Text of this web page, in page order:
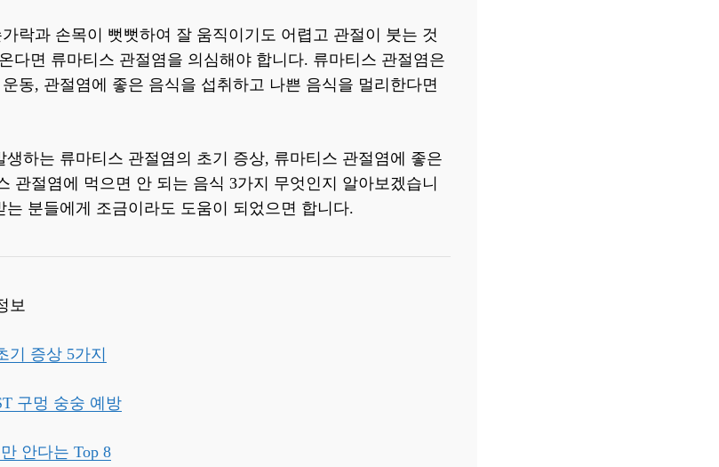
락과 손목이 뻣뻣하여 잘 움직이기도 어렵고 관절이 붓는 것
다면 류마티스 관절염을 의심해야 합니다. 류마티스 관절염은
동, 관절염에 좋은 음식을 섭취하고 나쁜 음식을 멀리한다면
하는 류마티스 관절염의 초기 증상, 류마티스 관절염에 좋은
관절염에 먹으면 안 되는 음식 3가지 무엇인지 알아보겠습니
분들에게 조금이라도 도움이 되었으면 합니다.
보
기 증상 5가지
구멍 숭숭 예방
안다는 Top 8